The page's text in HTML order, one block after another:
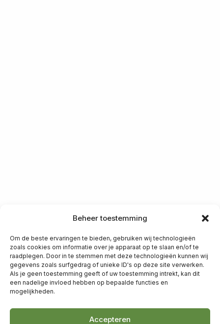
Beheer toestemming
Om de beste ervaringen te bieden, gebruiken wij technologieën
zoals cookies om informatie over je apparaat op te slaan en/of te
raadplegen. Door in te stemmen met deze technologieën kunnen wij
gegevens zoals surfgedrag of unieke ID's op deze site verwerken.
Als je geen toestemming geeft of uw toestemming intrekt, kan dit
een nadelige invloed hebben op bepaalde functies en
mogelijkheden.
Accepteren